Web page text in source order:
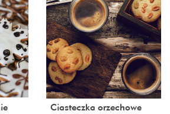
Ciasteczka orzechowe